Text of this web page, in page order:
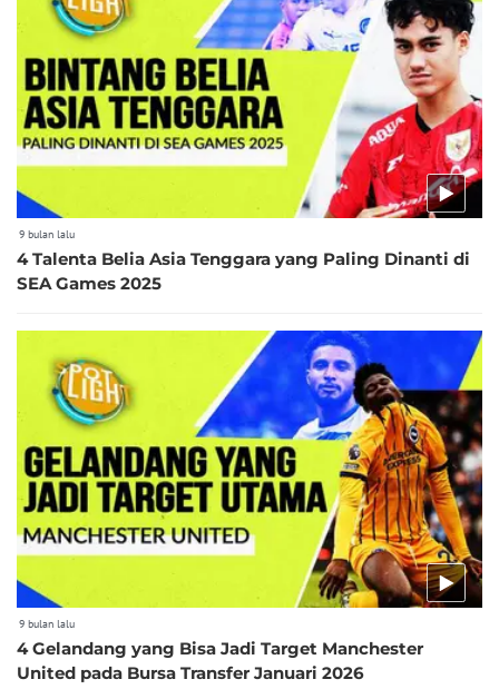
9 bulan lalu
4 Talenta Belia Asia Tenggara yang Paling Dinanti di
SEA Games 2025
9 bulan lalu
4 Gelandang yang Bisa Jadi Target Manchester
United pada Bursa Transfer Januari 2026